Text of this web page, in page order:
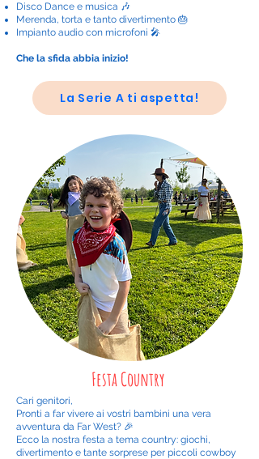
Disco Dance e musica 🎶
Merenda, torta e tanto divertimento 🎂
Impianto audio con microfoni 🎤
Che la sfida abbia inizio!
La Serie A ti aspetta!
Festa Country
Cari genitori,
Pronti a far vivere ai vostri bambini una vera
avventura da Far West? 🎉
Ecco la nostra festa a tema country: giochi,
divertimento e tante sorprese per piccoli cowboy